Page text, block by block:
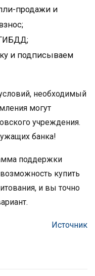
продажи и
и подписываем
необходимый
могут
учреждения.
банка!
поддержки
купить
и вы точно
Источник